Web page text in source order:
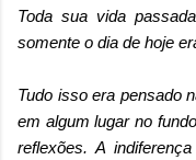
Toda sua vida
somente o dia de hoje
Tudo isso era pensado
em algum lugar no
reflexões. A